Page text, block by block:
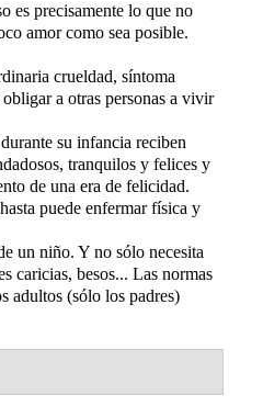
es precisamente lo que no
amor como sea posible.
crueldad, síntoma
a otras personas a vivir
su infancia reciben
tranquilos y felices y
de una era de felicidad.
puede enfermar física y
un niño. Y no sólo necesita
caricias, besos... Las normas
adultos (sólo los padres)